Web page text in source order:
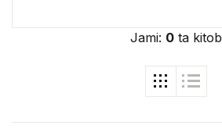
Jami: 0ta kitob